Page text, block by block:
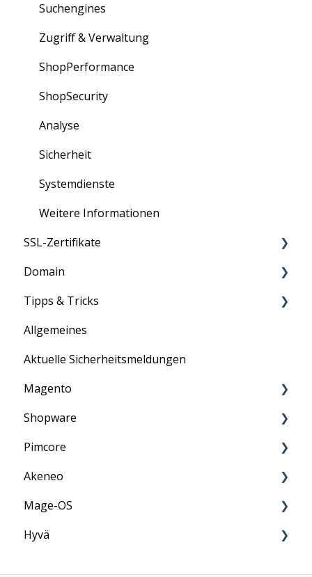
Erweiterungen
Partner-Portal
Suchengines
Zugriff & Verwaltung
ShopPerformance
ShopSecurity
Analyse
Sicherheit
Systemdienste
Weitere Informationen
SSL-Zertifikate
Anleitung
Information
Domain
Informationen
Tipps & Tricks
Allgemein
ASV-Scan
E-Mail
PCI-DSS
Penetrationstest
Allgemeines
Aktuelle Sicherheitsmeldungen
Magento
Information
Shopware
Anleitung
Pimcore
Anleitung
FAQ
Akeneo
Anleitung
FAQ
Mage-OS
FAQ
Hyvä